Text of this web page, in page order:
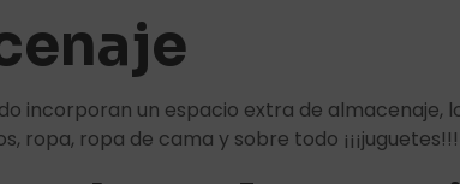
incorporan un espacio extra de
ropa, ropa de cama y sobre todo ¡¡¡juguetes!!!